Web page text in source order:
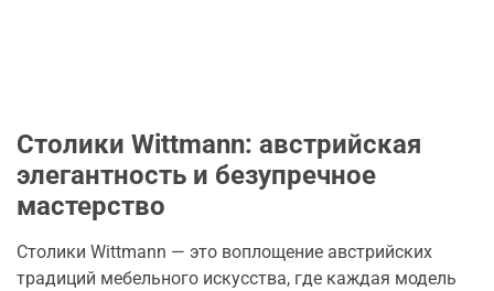
Столики Wittmann: австрийская
элегантность и безупречное
мастерство
Столики Wittmann — это воплощение австрийских
традиций мебельного искусства, где каждая модель